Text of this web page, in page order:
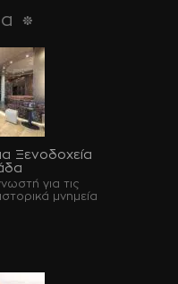
Ξενοδοχεία
για τις
μνημεία